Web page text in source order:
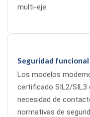
multi-eje.
Seguridad
Los modelos
certificado SIL2/SIL3
necesidad de
normativas de